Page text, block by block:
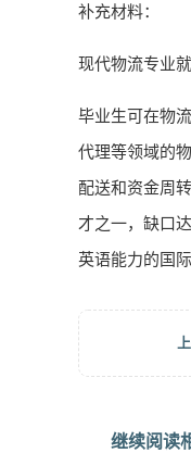
补充材料：
现代物流专业就
毕业生可在物
代理等领域的
配送和资金周
才之一，缺口
英语能力的国
继续阅读